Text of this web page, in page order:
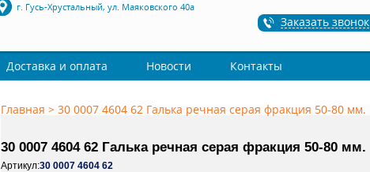
г. Гусь-Хрустальный, ул. Маяковского 40а
Заказать звонок
Доставка и оплата Новости Контакты
Главная > 30 0007 4604 62 Галька речная серая фракция 50-80 мм.
30 0007 4604 62 Галька речная серая фракция 50-80 мм.
Артикул:30 0007 4604 62